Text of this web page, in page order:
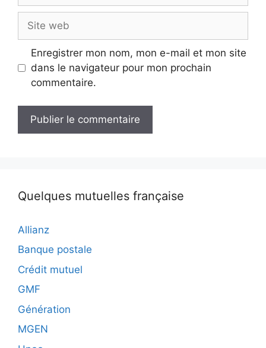
Site
web
Enregistrer mon nom, mon e-mail et mon site
dans le navigateur pour mon prochain
commentaire.
Quelques mutuelles française
Allianz
Banque postale
Crédit mutuel
GMF
Génération
MGEN